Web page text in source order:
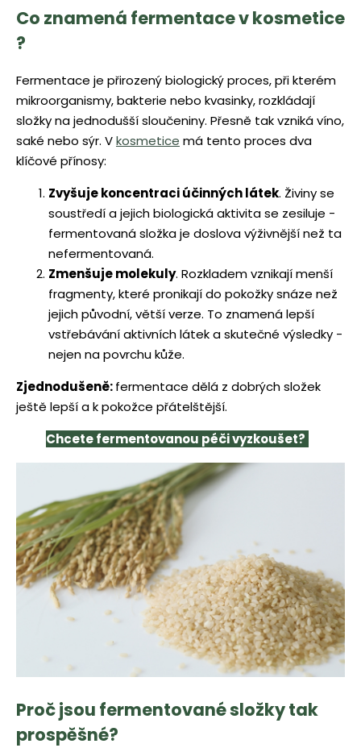
Co znamená fermentace v kosmetice
?
Fermentace je přirozený biologický proces, při kterém
mikroorganismy, bakterie nebo kvasinky, rozkládají
složky na jednodušší sloučeniny. Přesně tak vzniká víno,
saké nebo sýr. Vkosmetice má tento proces dva
klíčové přínosy:
Zvyšuje koncentraci účinných látek. Živiny se
soustředí a jejich biologická aktivita se zesiluje -
fermentovaná složka je doslova výživnější než ta
nefermentovaná.
Zmenšuje molekuly. Rozkladem vznikají menší
fragmenty, které pronikají do pokožky snáze než
jejich původní, větší verze. To znamená lepší
vstřebávání aktivních látek a skutečné výsledky -
nejen na povrchu kůže.
Zjednodušeně:fermentace dělá z dobrých složek
ještě lepší a k pokožce přátelštější.
Chcete fermentovanou péči vyzkoušet?
Proč jsou fermentované složky tak
prospěšné?